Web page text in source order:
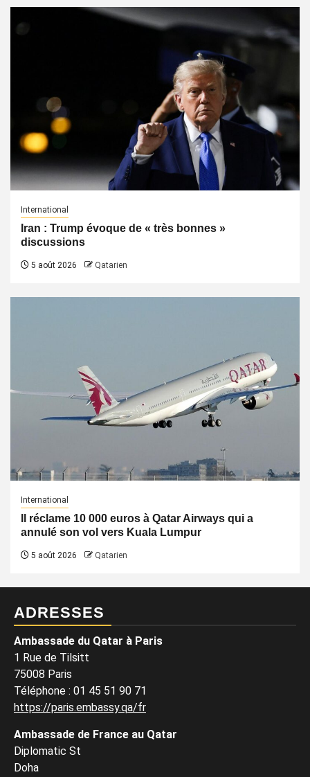
International
Iran : Trump évoque de « très bonnes »
discussions
5 août 2026 Qatarien
International
Il réclame 10 000 euros à Qatar Airways qui a
annulé son vol vers Kuala Lumpur
5 août 2026 Qatarien
ADRESSES
Ambassade du Qatar à Paris
1 Rue de Tilsitt
75008 Paris
Téléphone : 01 45 51 90 71
https://paris.embassy.qa/fr
Ambassade de France au Qatar
Diplomatic St
Doha